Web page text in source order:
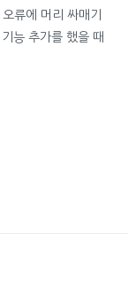
류에 머리 싸매기
능 추가를 했을 때